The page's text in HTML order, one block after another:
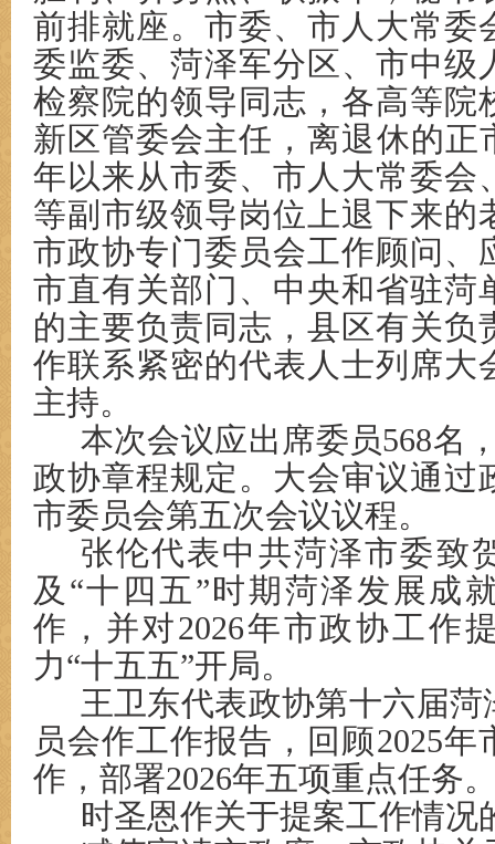
前排就座。市委、市人大常委
委监委、菏泽军分区、市中级
检察院的领导同志，各高等院
新区管委会主任，离退休的正
年以来从市委、市人大常委会
等副市级领导岗位上退下来的
市政协专门委员会工作顾问、
市直有关部门、中央和省驻菏
的主要负责同志，县区有关负
作联系紧密的代表人士列席大
主持。
本次会议应出席委员568名
政协章程规定。大会审议通过
市委员会第五次会议议程。
张伦代表中共菏泽市委致
及“十四五”时期菏泽发展成
作，并对2026年市政协工作
力“十五五”开局。
王卫东代表政协第十六届
员会作工作报告，回顾2025
作，部署2026年五项重点任务
时圣恩作关于提案工作情况